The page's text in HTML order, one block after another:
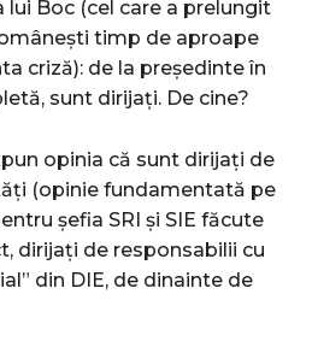
lui Boc (cel care a prelungit
timp de aproape
criză): de la președinte în
sunt dirijați. De cine?
opinia că sunt dirijați de
(opinie fundamentată pe
șefia SRI și SIE făcute
dirijați de responsabilii cu
din DIE, de dinainte de